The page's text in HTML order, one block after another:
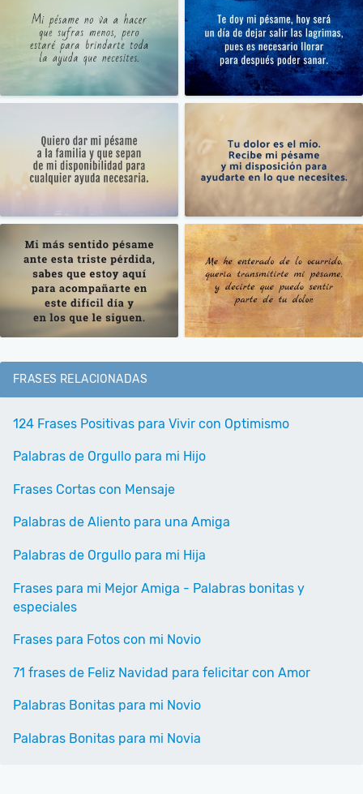
FRASES RELACIONADAS
124 Frases Positivas para Vivir con Optimismo
Palabras de Orgullo para mi Hijo
Frases Cortas con Mensaje
Palabras de Aliento para una Amiga
Palabras de Orgullo para mi Hija
Frases para mi Mejor Amiga - Palabras bonitas y
especiales
Frases para Fotos con mi Novio
71 frases de Feliz Navidad para felicitar con Amor
Palabras Bonitas para mi Novio
Palabras Bonitas para mi Novia